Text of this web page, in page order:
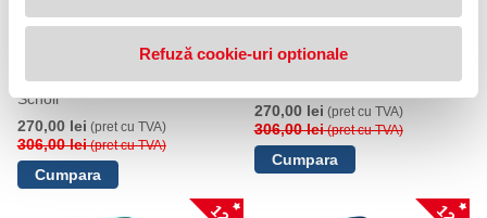
Refuză cookie-uri optionale
Clog Evo, albastru deschis,
Scholl
270,00 lei (pret cu TVA)
306,00 lei(pret cu TVA)
Saboti de lucru autoclavabili
Clog Evo, mov, Scholl
270,00 lei (pret cu TVA)
306,00 lei(pret cu TVA)